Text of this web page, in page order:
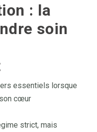
: la
soin
essentiels lorsque
cœur
strict, mais